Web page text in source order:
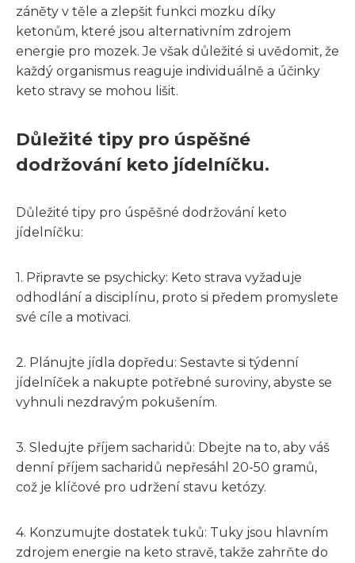
záněty v těle a zlepšit funkci mozku díky
ketonům, které jsou alternativním zdrojem
energie pro mozek. Je však důležité si uvědomit, že
každý organismus reaguje individuálně a účinky
keto stravy se mohou lišit.
Důležité tipy pro úspěšné
dodržování keto jídelníčku.
Důležité tipy pro úspěšné dodržování keto
jídelníčku:
1. Připravte se psychicky: Keto strava vyžaduje
odhodlání a disciplínu, proto si předem promyslete
své cíle a motivaci.
2. Plánujte jídla dopředu: Sestavte si týdenní
jídelníček a nakupte potřebné suroviny, abyste se
vyhnuli nezdravým pokušením.
3. Sledujte příjem sacharidů: Dbejte na to, aby váš
denní příjem sacharidů nepřesáhl 20-50 gramů,
což je klíčové pro udržení stavu ketózy.
4. Konzumujte dostatek tuků: Tuky jsou hlavním
zdrojem energie na keto stravě, takže zahrňte do